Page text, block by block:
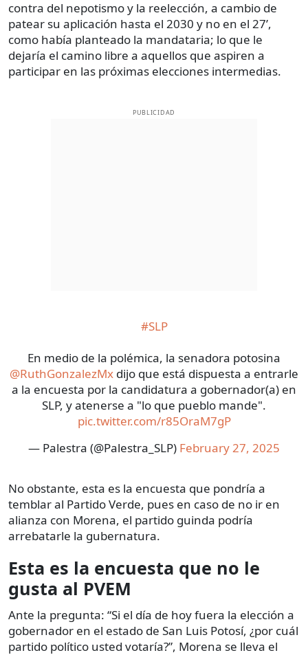
contra del nepotismo y la reelección, a cambio de
patear su aplicación hasta el 2030 y no en el 27’,
como había planteado la mandataria; lo que le
dejaría el camino libre a aquellos que aspiren a
participar en las próximas elecciones intermedias.
PUBLICIDAD
#SLP
En medio de la polémica, la senadora potosina
@RuthGonzalezMx dijo que está dispuesta a entrarle
a la encuesta por la candidatura a gobernador(a) en
SLP, y atenerse a "lo que pueblo mande".
pic.twitter.com/r85OraM7gP
— Palestra (@Palestra_SLP) February 27, 2025
No obstante, esta es la encuesta que pondría a
temblar al Partido Verde, pues en caso de no ir en
alianza con Morena, el partido guinda podría
arrebatarle la gubernatura.
Esta es la encuesta que no le
gusta al PVEM
Ante la pregunta: “Si el día de hoy fuera la elección a
gobernador en el estado de San Luis Potosí, ¿por cuál
partido político usted votaría?”, Morena se lleva el